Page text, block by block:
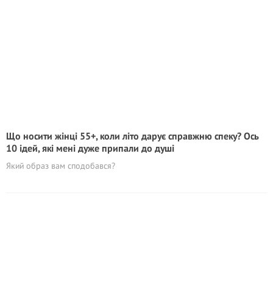
Що носити жінці 55+, коли літо дарує справжню спеку? Ось
10 ідей, які мені дуже припали до душі
Який образ вам сподобався?